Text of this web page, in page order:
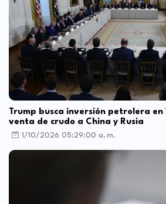
Trump busca inversión petrolera
venta de crudo a China y Rusia
1/10/2026 05:29:00 a. m.